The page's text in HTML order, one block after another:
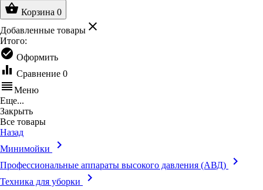
shopping_basket Корзина 0
Добавленные товары clear
Итого:
check_circle Оформить
equalizer Сравнение 0
reorderМеню
Еще...
Закрыть
Все товары
Назад
Минимойки
keyboard_arrow_right
Профессиональные аппараты высокого давления (АВД) keyboard_arrow_right
Техника для уборки keyboard_arrow_right